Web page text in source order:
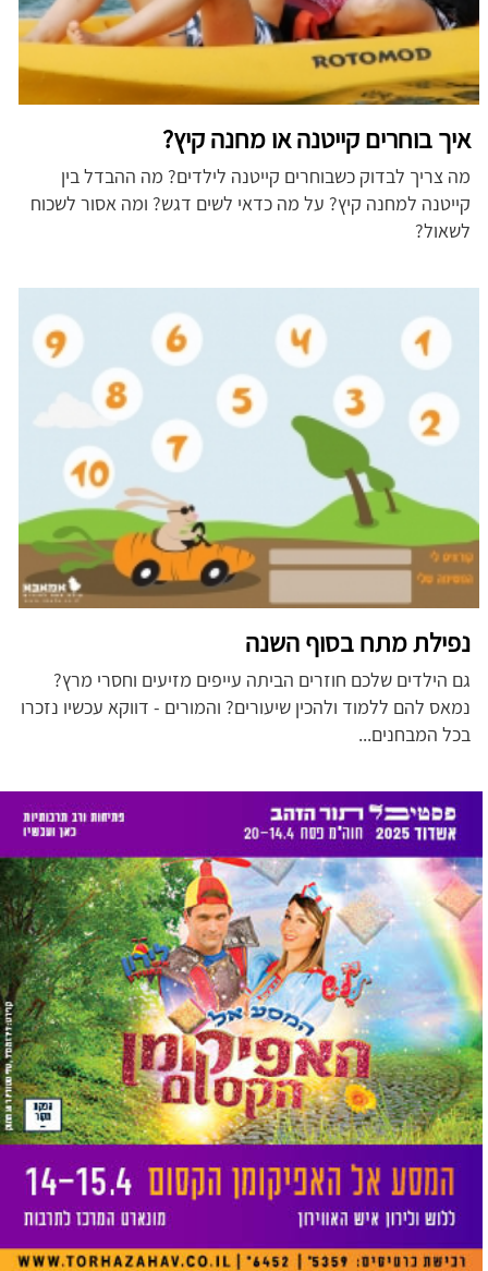
איך בוחרים קייטנה או מחנה קיץ?
מה צריך לבדוק כשבוחרים קייטנה לילדים? מה ההבדל בין
קייטנה למחנה קיץ? על מה כדאי לשים דגש? ומה אסור לשכוח
לשאול?
נפילת מתח בסוף השנה
גם הילדים שלכם חוזרים הביתה עייפים מזיעים וחסרי מרץ?
נמאס להם ללמוד ולהכין שיעורים? והמורים - דווקא עכשיו נזכרו
בכל המבחנים...